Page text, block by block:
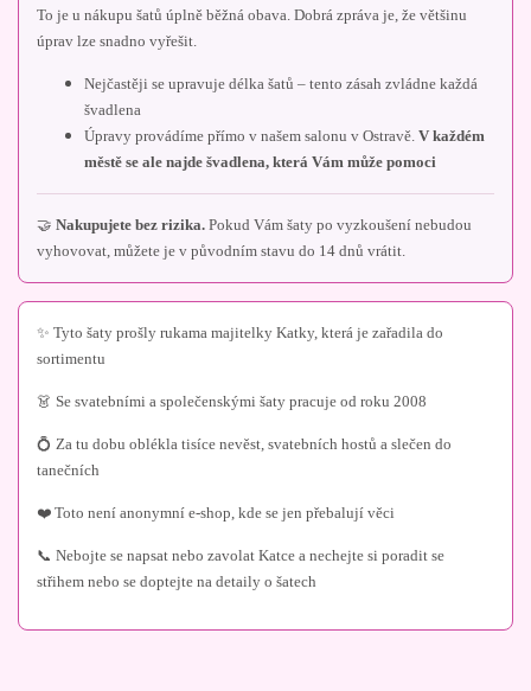
To je u nákupu šatů úplně běžná obava. Dobrá zpráva je, že většinu
úprav lze snadno vyřešit.
Nejčastěji se upravuje délka šatů – tento zásah zvládne každá
švadlena
Úpravy provádíme přímo v našem salonu v Ostravě. V každém
městě se ale najde švadlena, která Vám může pomoci
🤝 Nakupujete bez rizika. Pokud Vám šaty po vyzkoušení nebudou
vyhovovat, můžete je v původním stavu do 14 dnů vrátit.
✨ Tyto šaty prošly rukama majitelky Katky, která je zařadila do
sortimentu
👗 Se svatebními a společenskými šaty pracuje od roku 2008
💍 Za tu dobu oblékla tisíce nevěst, svatebních hostů a slečen do
tanečních
❤️ Toto není anonymní e-shop, kde se jen přebalují věci
📞 Nebojte se napsat nebo zavolat Katce a nechejte si poradit se
střihem nebo se doptejte na detaily o šatech